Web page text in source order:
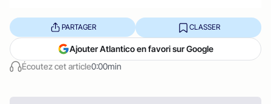
Écoutez cet article0:00min
PARTAGER CLASSER
Ajouter Atlantico en favori sur Google